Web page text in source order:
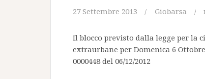
27 Settembre 2013 Giobarsa
Il blocco previsto dalla legge per la
extraurbane per Domenica 6
0000448 del 06/12/2012